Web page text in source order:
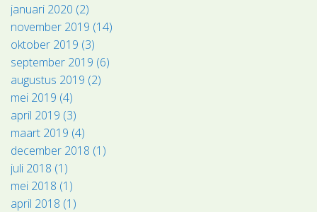
januari 2020 (2)
november 2019 (14)
oktober 2019 (3)
september 2019 (6)
augustus 2019 (2)
mei 2019 (4)
april 2019 (3)
maart 2019 (4)
december 2018 (1)
juli 2018 (1)
mei 2018 (1)
april 2018 (1)